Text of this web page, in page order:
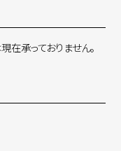
在承っておりません。